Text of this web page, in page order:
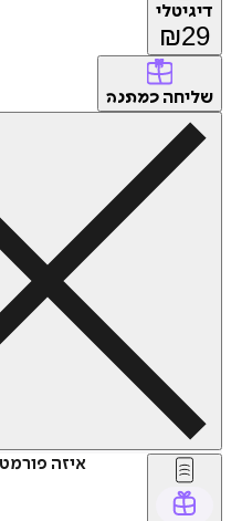
דיגיטלי
₪29
שליחה כמתנה
איזה